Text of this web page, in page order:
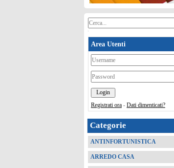
Area Utenti
*
*
Registrati ora - Dati dimenticati?
Categorie
ANTINFORTUNISTICA
ARREDO CASA